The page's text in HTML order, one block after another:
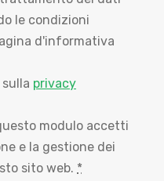
le condizioni
d'informativa
privacy
modulo accetti
e la gestione dei
sito web. *